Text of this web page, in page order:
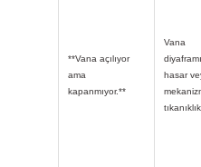
**Vana açılıyor
ama
kapanmıyor.**
Vana
hasar
tıkanıklık.